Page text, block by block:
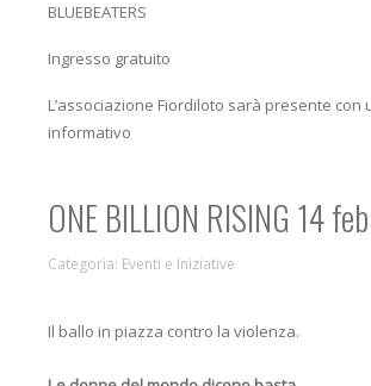
BLUEBEATERS
Ingresso gratuito
L’associazione Fiordiloto sarà presente con
informativo
ONE BILLION RISING 14
Categoria: Eventi e Iniziative
Il ballo in piazza contro la violenza.